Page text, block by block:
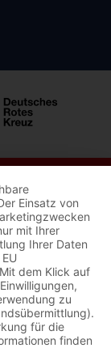
Einsatz von
mit Ihrer
Ihrer Daten
dem Klick auf
zu
für die
finden